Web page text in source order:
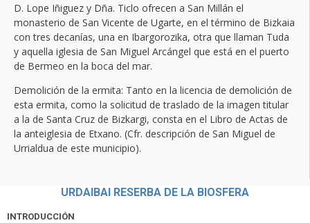
D. Lope Iñiguez y Dña. Ticlo ofrecen a San Millán el
monasterio de San Vicente de Ugarte, en el término de Bizkaia
con tres decanías, una en Ibargorozika, otra que llaman Tuda
y aquella iglesia de San Miguel Arcángel que está en el puerto
de Bermeo en la boca del mar.
Demolición de la ermita: Tanto en la licencia de demolición de
esta ermita, como la solicitud de traslado de la imagen titular
a la de Santa Cruz de Bizkargi, consta en el Libro de Actas de
la anteiglesia de Etxano. (Cfr. descripción de San Miguel de
Urrialdua de este municipio).
URDAIBAI RESERBA DE LA BIOSFERA
INTRODUCCIÓN